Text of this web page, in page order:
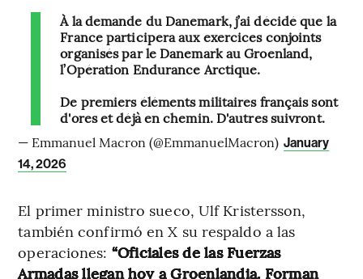
À la demande du Danemark, j’ai décidé que la
France participera aux exercices conjoints
organisés par le Danemark au Groenland,
l’Opération Endurance Arctique.
De premiers éléments militaires français sont
d'ores et déjà en chemin. D'autres suivront.
— Emmanuel Macron (@EmmanuelMacron) January
14, 2026
El primer ministro sueco, Ulf Kristersson,
también confirmó en X su respaldo a las
operaciones: “Oficiales de las Fuerzas
Armadas llegan hoy a Groenlandia. Forman